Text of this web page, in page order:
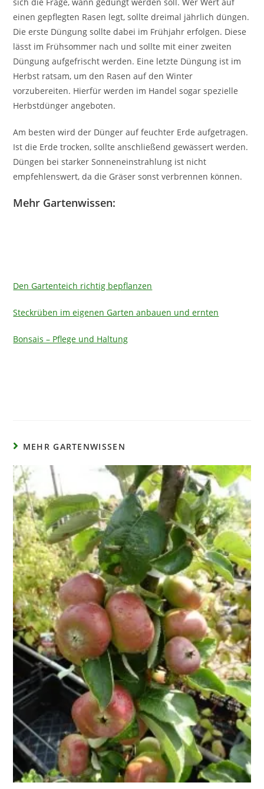
einen gepflegten Rasen legt, sollte dreimal jährlich düngen.
Die erste Düngung sollte dabei im Frühjahr erfolgen. Diese
lässt im Frühsommer nach und sollte mit einer zweiten
Düngung aufgefrischt werden. Eine letzte Düngung ist im
Herbst ratsam, um den Rasen auf den Winter
vorzubereiten. Hierfür werden im Handel sogar spezielle
Herbstdünger angeboten.
Am besten wird der Dünger auf feuchter Erde aufgetragen.
Ist die Erde trocken, sollte anschließend gewässert werden.
Düngen bei starker Sonneneinstrahlung ist nicht
empfehlenswert, da die Gräser sonst verbrennen können.
Mehr Gartenwissen:
Den Gartenteich richtig bepflanzen
Steckrüben im eigenen Garten anbauen und ernten
Bonsais – Pflege und Haltung
MEHR GARTENWISSEN